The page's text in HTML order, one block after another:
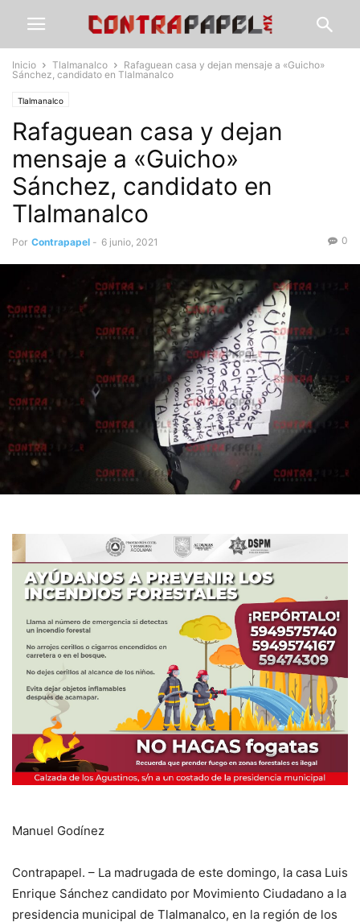
Inicio Tlalmanalco
Rafaguean casa y dejan mensaje a «Guicho»
Sánchez, candidato en Tlalmanalco
Tlalmanalco
Rafaguean casa y dejan
mensaje a «Guicho»
Sánchez, candidato en
Tlalmanalco
Por Contrapapel - 6 junio, 2021 0
Manuel Godínez
Contrapapel. – La madrugada de este domingo, la casa Luis
Enrique Sánchez candidato por Movimiento Ciudadano a la
presidencia municipal de Tlalmanalco, en la región de los